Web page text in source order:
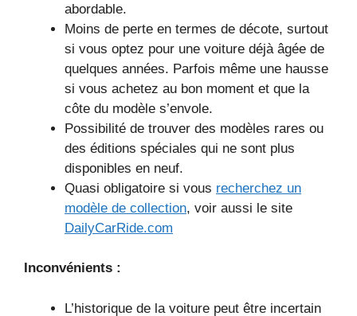
abordable.
Moins de perte en termes de décote, surtout
si vous optez pour une voiture déjà âgée de
quelques années. Parfois même une hausse
si vous achetez au bon moment et que la
côte du modèle s’envole.
Possibilité de trouver des modèles rares ou
des éditions spéciales qui ne sont plus
disponibles en neuf.
Quasi obligatoire si vous recherchez un
modèle de collection, voir aussi le site
DailyCarRide.com
Inconvénients :
L’historique de la voiture peut être incertain